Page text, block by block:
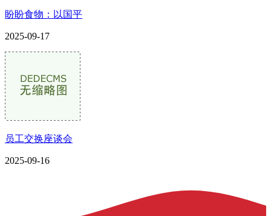
盼盼食物：以国平
2025-09-17
员工交换座谈会
2025-09-16